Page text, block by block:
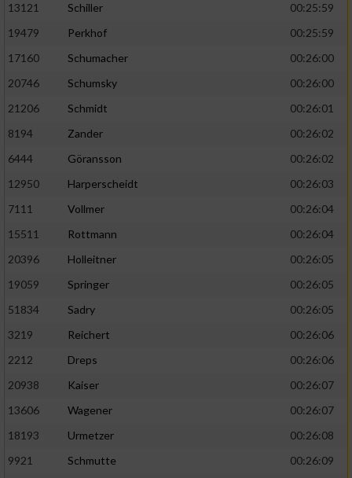
13121
Schiller
00:25:59
19479
Perkhof
00:25:59
17160
Schumacher
00:26:00
20746
Schumsky
00:26:00
21206
Schmidt
00:26:01
8194
Zander
00:26:02
6444
Göransson
00:26:02
12950
Harperscheidt
00:26:03
7111
Vollmer
00:26:04
15511
Rottmann
00:26:04
20396
Holleitner
00:26:05
19059
Springer
00:26:05
51834
Sadry
00:26:05
3219
Reichert
00:26:06
2212
Dreps
00:26:06
20938
Kaiser
00:26:07
13606
Wagener
00:26:07
18193
Urmetzer
00:26:08
9921
Schmutte
00:26:09
IAB-Besonderheiten:
Verwendung genauer Standortdaten
Informationen identifizieren